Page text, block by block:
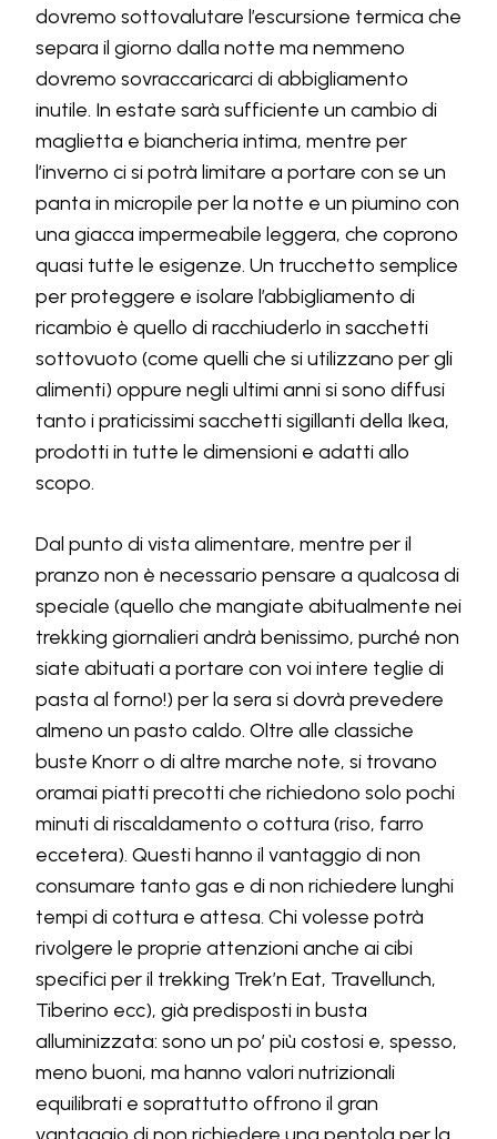
dovremo sottovalutare l’escursione termica che
separa il giorno dalla notte ma nemmeno
dovremo sovraccaricarci di abbigliamento
inutile. In estate sarà sufficiente un cambio di
maglietta e biancheria intima, mentre per
l’inverno ci si potrà limitare a portare con se un
panta in micropile per la notte e un piumino con
una giacca impermeabile leggera, che coprono
quasi tutte le esigenze. Un trucchetto semplice
per proteggere e isolare l’abbigliamento di
ricambio è quello di racchiuderlo in sacchetti
sottovuoto (come quelli che si utilizzano per gli
alimenti) oppure negli ultimi anni si sono diffusi
tanto i praticissimi sacchetti sigillanti della Ikea,
prodotti in tutte le dimensioni e adatti allo
scopo.
Dal punto di vista alimentare, mentre per il
pranzo non è necessario pensare a qualcosa di
speciale (quello che mangiate abitualmente nei
trekking giornalieri andrà benissimo, purché non
siate abituati a portare con voi intere teglie di
pasta al forno!) per la sera si dovrà prevedere
almeno un pasto caldo. Oltre alle classiche
buste Knorr o di altre marche note, si trovano
oramai piatti precotti che richiedono solo pochi
minuti di riscaldamento o cottura (riso, farro
eccetera). Questi hanno il vantaggio di non
consumare tanto gas e di non richiedere lunghi
tempi di cottura e attesa. Chi volesse potrà
rivolgere le proprie attenzioni anche ai cibi
specifici per il trekking Trek’n Eat, Travellunch,
Tiberino ecc), già predisposti in busta
alluminizzata: sono un po’ più costosi e, spesso,
meno buoni, ma hanno valori nutrizionali
equilibrati e soprattutto offrono il gran